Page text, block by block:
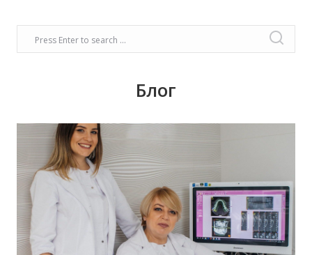
Блог
Время задуматься о волшебном платье,
прическе, макияже. Позаботьтесь о вашей
улыбке, которая придаст вашему образу
чувство комфорта и уверенности!